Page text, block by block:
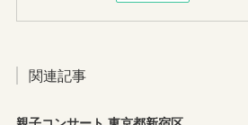
関連記事